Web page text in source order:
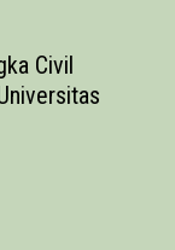
Civil